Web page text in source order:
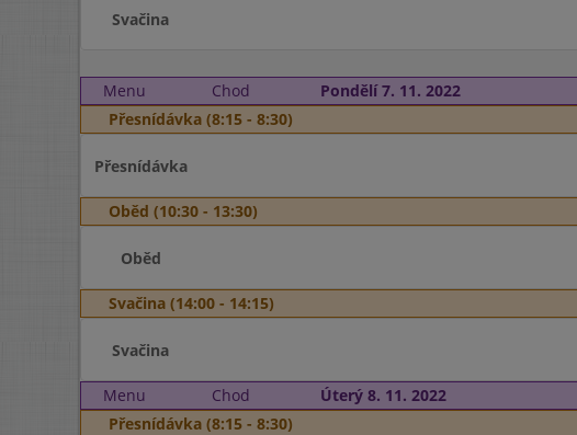
Svačina
Menu
Chod
Pondělí 7. 11. 2022
Přesnídávka (8:15 - 8:30)
Přesnídávka
Oběd (10:30 - 13:30)
Oběd
Svačina (14:00 - 14:15)
Svačina
Menu Chod
Úterý 8. 11. 2022
Přesnídávka (8:15 - 8:30)